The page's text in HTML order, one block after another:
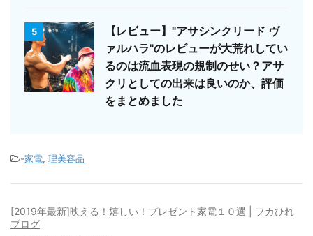
5
【レビュー】"アサシンクリード ヴ
ァルハラ"のレビューが大荒れしてい
るのは流血表現の規制のせい？アサ
クリとしての出来は良いのか、評価
をまとめました
-家電, 理美容品
[2019年最新]映える！嬉しい！プレゼント家電１０選 | フカひれ
ブログ